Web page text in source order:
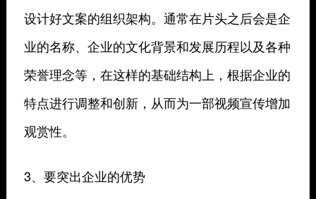
设计好文案的组织架构。通常在片头之后会是企
业的名称、企业的文化背景和发展历程以及各种
荣誉理念等，在这样的基础结构上，根据企业的
特点进行调整和创新，从而为一部视频宣传增加
观赏性。
3、要突出企业的优势